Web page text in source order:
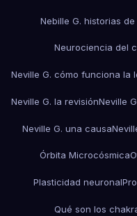
Nebille G. historias
Neurociencia del
Neville G. cómo funciona la
Neville G. la revisiónNeville
Neville G. una causa
Órbita Microcósmica
Plasticidad neuronal
Qué son los